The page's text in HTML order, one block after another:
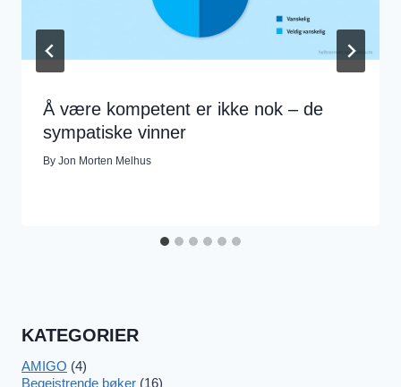
Å være kompetent er ikke nok – de
sympatiske vinner
By Jon Morten Melhus
KATEGORIER
AMIGO (4)
Begeistrende bøker (16)